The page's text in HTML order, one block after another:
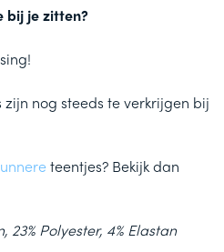
bij je zitten?
zijn nog steeds te verkrijgen bij
teentjes? Bekijk dan
23% Polyester, 4% Elastan